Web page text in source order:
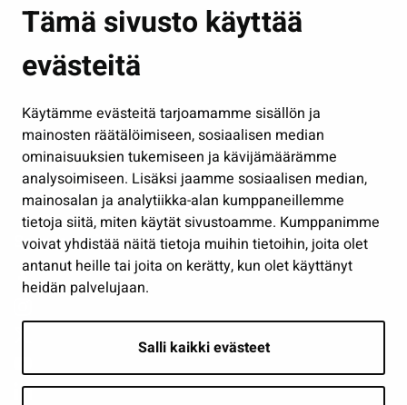
Tämä sivusto käyttää
evästeitä
Käytämme evästeitä tarjoamamme sisällön ja
mainosten räätälöimiseen, sosiaalisen median
ominaisuuksien tukemiseen ja kävijämäärämme
analysoimiseen. Lisäksi jaamme sosiaalisen median,
mainosalan ja analytiikka-alan kumppaneillemme
tietoja siitä, miten käytät sivustoamme. Kumppanimme
voivat yhdistää näitä tietoja muihin tietoihin, joita olet
antanut heille tai joita on kerätty, kun olet käyttänyt
heidän palvelujaan.
Salli kaikki evästeet
Kasvatus ja opetus
Kulttuuri ja liikunta
Työ ja yrittäminen
Osallistu ja asioi
Näytä omat evästeasetukseni
Seuraa meitä